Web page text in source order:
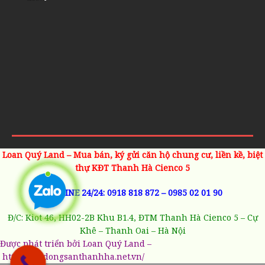
Loan Quý Land – Mua bán, ký gửi căn hộ chung cư, liền kề, biệt
thự KĐT Thanh Hà Cienco 5
HOTLINE 24/24: 0918 818 872 –0985 02 01 90
Đ/C: Kiot 46, HH02-2B Khu B1.4, ĐTM Thanh Hà Cienco 5 – Cự
Khê – Thanh Oai – Hà Nội
Được phát triển bởi Loan Quý Land –
https://batdongsanthanhha.net.vn/